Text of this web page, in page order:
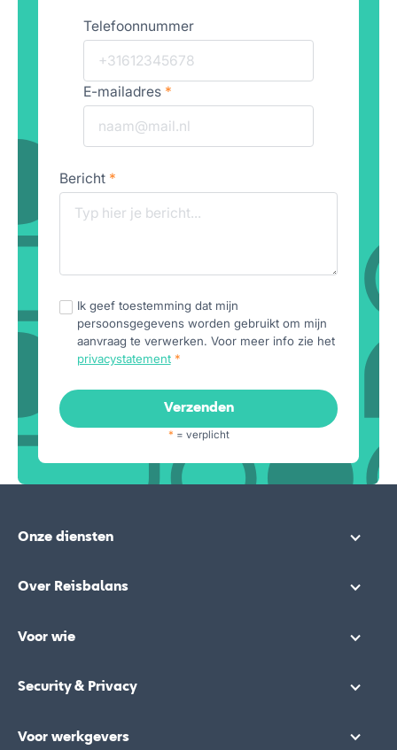
Telefoonnummer
E-mailadres *
Bericht *
Ik geef toestemming dat mijn
persoonsgegevens worden gebruikt om mijn
aanvraag te verwerken. Voor meer info zie het
privacystatement *
* = verplicht
Onze diensten
Over Reisbalans
Voor wie
Security & Privacy
Voor werkgevers